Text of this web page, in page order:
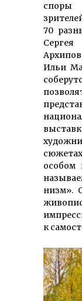
споры
70
Ильи
особом
низм».
к